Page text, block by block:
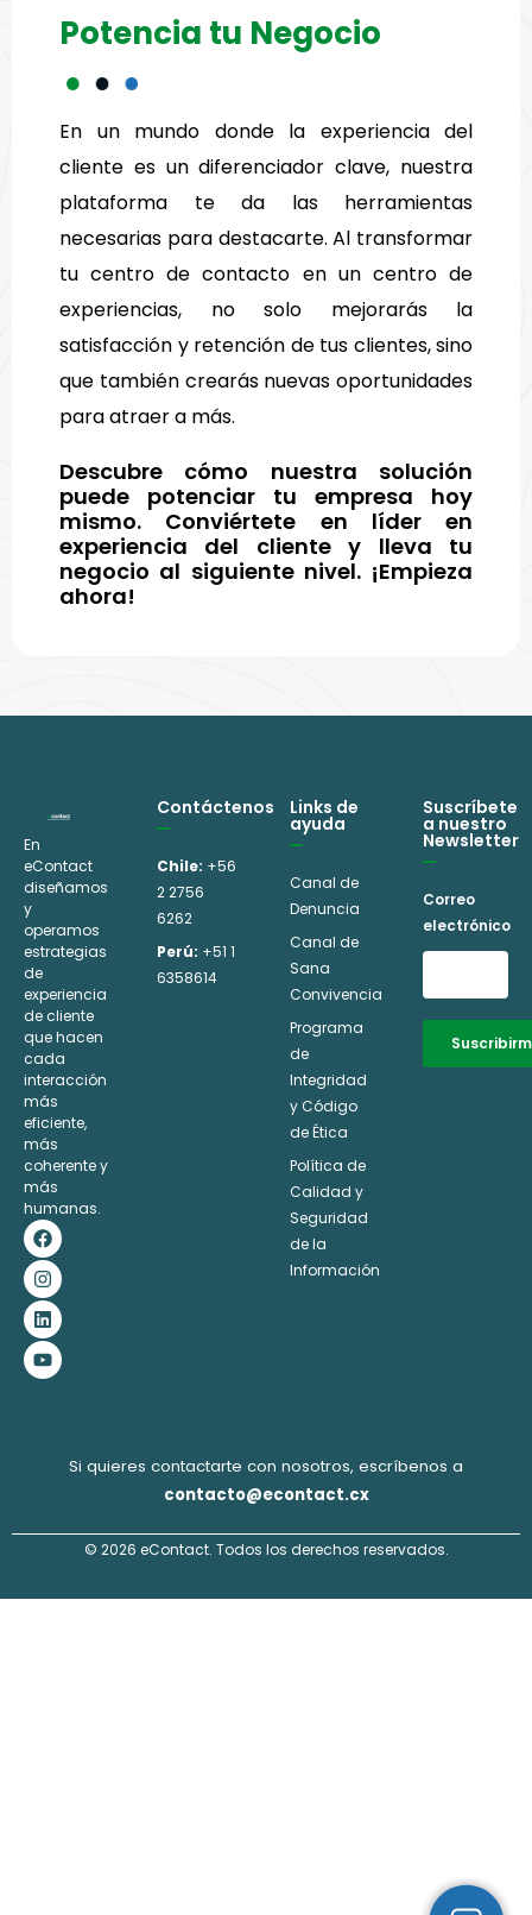
Potencia tu Negocio
En un mundo donde la experiencia del
cliente es un diferenciador clave, nuestra
plataforma te da las herramientas
necesarias para destacarte. Al transformar
tu centro de contacto en un centro de
experiencias, no solo mejorarás la
satisfacción y retención de tus clientes, sino
que también crearás nuevas oportunidades
para atraer a más.
Descubre cómo nuestra solución
puede potenciar tu empresa hoy
mismo. Conviértete en líder en
experiencia del cliente y lleva tu
negocio al siguiente nivel. ¡Empieza
ahora!
En
eContact
diseñamos
y
operamos
estrategias
de
experiencia
de cliente
que hacen
cada
interacción
más
eficiente,
más
coherente y
más
humanas.
F
a
c
e
b
o
o
k
I
n
s
t
a
g
r
a
m
L
i
n
k
e
d
i
n
Y
o
u
t
u
b
e
Contáctenos
Chile: +56
2 2756
6262
Perú: +51 1
6358614
Links de
ayuda
Canal de
Denuncia
Canal de
Sana
Convivencia
Programa
de
Integridad
y Código
de Ética
Política de
Calidad y
Seguridad
de la
Información
Suscríbete
a nuestro
Newsletter
Correo
electrónico
Si quieres contactarte con nosotros, escríbenos a
contacto@econtact.cx
© 2026 eContact. Todos los derechos reservados.